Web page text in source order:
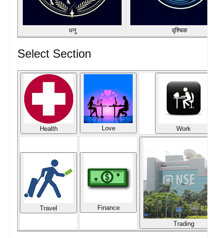
धनु वृश्चिक
Select Section
Health Love Work
Travel Finance
Trading